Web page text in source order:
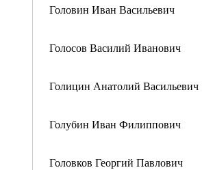
Головин Иван Васильевич
Голосов Василий Иванович
Голицин Анатолий Васильевич
Голубин Иван Филиппович
Головков Георгий Павлович